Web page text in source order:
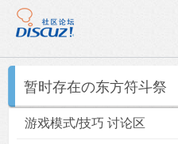
暂时存在の东方符斗祭
游戏模式/技巧 讨论区